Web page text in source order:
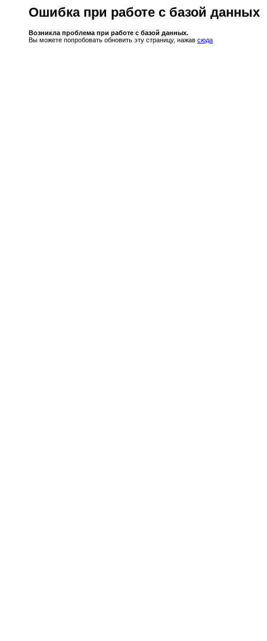
Ошибка при работе с базой данных
Возникла проблема при работе с базой данных.
Вы можете попробовать обновить эту страницу, нажав сюда